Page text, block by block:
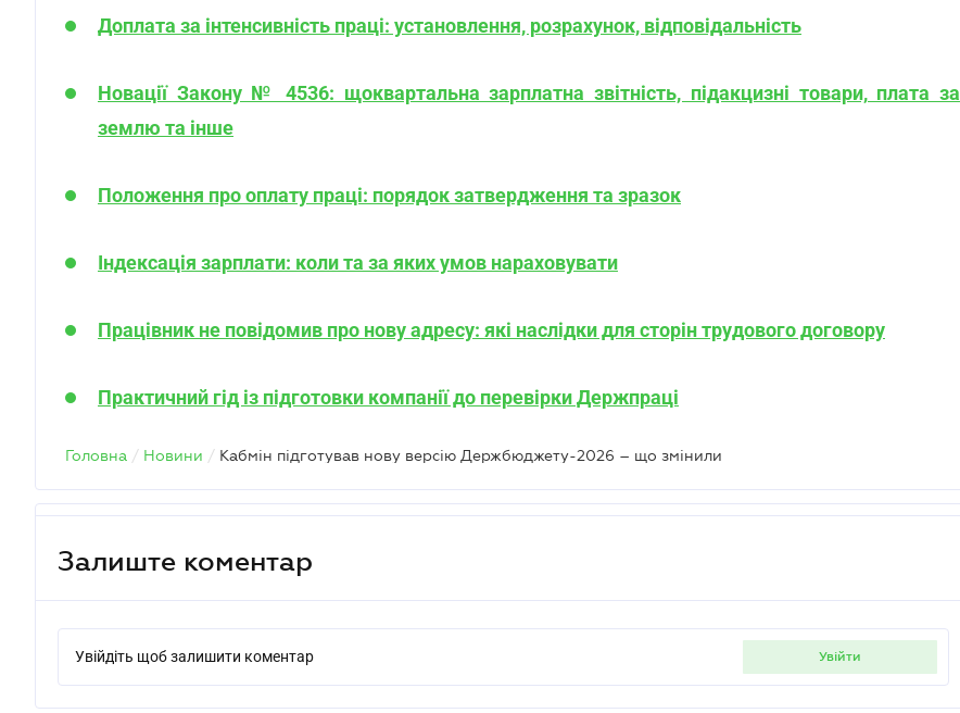
Доплата за інтенсивність праці: установлення, розрахунок, відповідальність
Новації Закону № 4536: щоквартальна зарплатна звітність, підакцизні товари, плата за
землю та інше
Положення про оплату праці: порядок затвердження та зразок
Індексація зарплати: коли та за яких умов нараховувати
Працівник не повідомив про нову адресу: які наслідки для сторін трудового договору
Практичний гід із підготовки компанії до перевірки Держпраці
Головна / Новини / Кабмін підготував нову версію Держбюджету-2026 – що змінили
Залиште коментар
Увійдіть щоб залишити коментар увійти